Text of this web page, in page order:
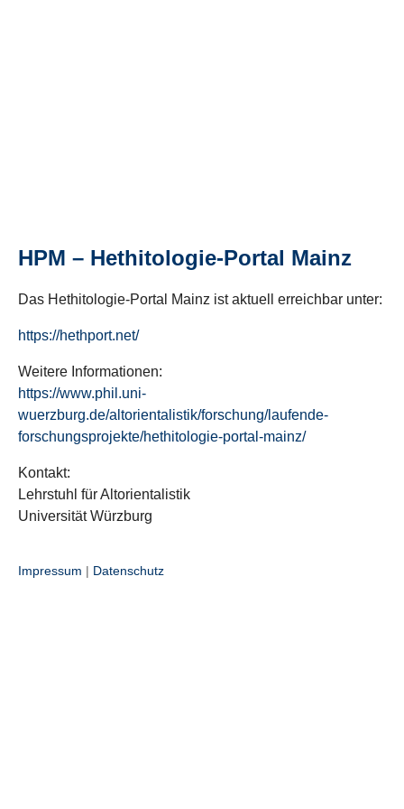
HPM – Hethitologie-Portal Mainz
Das Hethitologie-Portal Mainz ist aktuell erreichbar unter:
https://hethport.net/
Weitere Informationen:
https://www.phil.uni-
wuerzburg.de/altorientalistik/forschung/laufende-
forschungsprojekte/hethitologie-portal-mainz/
Kontakt:
Lehrstuhl für Altorientalistik
Universität Würzburg
Impressum | Datenschutz